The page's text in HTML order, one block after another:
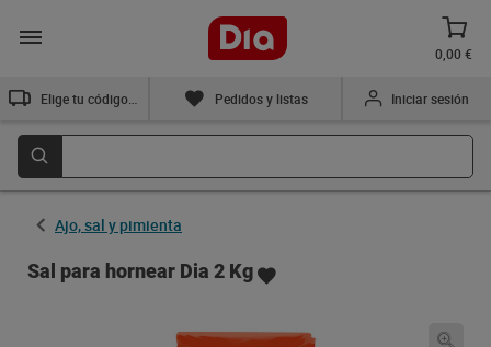
0,00 €
Pedidos y listas Iniciar sesión
Ajo, sal y pimienta
Sal para hornear Dia 2 Kg